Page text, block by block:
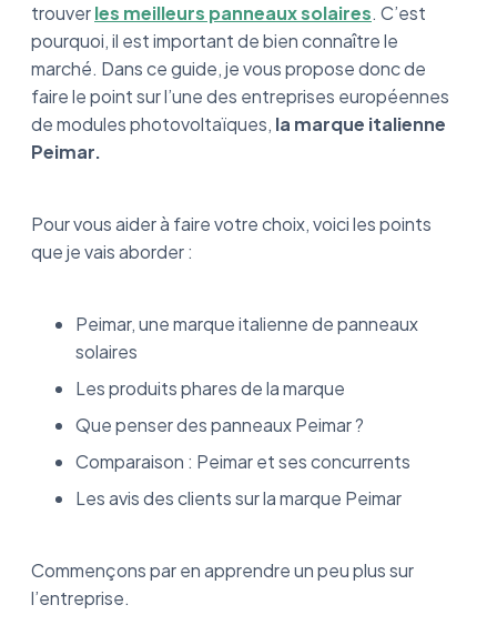
trouverles meilleurs panneaux solaires. C’est
pourquoi, il est important de bien connaître le
marché. Dans ce guide, je vous propose donc de
faire le point sur l’une des entreprises européennes
de modules photovoltaïques, la marque italienne
Peimar.
Pour vous aider à faire votre choix, voici les points
que je vais aborder :
Peimar, une marque italienne de panneaux
solaires
Les produits phares de la marque
Que penser des panneaux Peimar ?
Comparaison : Peimar et ses concurrents
Les avis des clients sur la marque Peimar
Commençons par en apprendre un peu plus sur
l’entreprise.